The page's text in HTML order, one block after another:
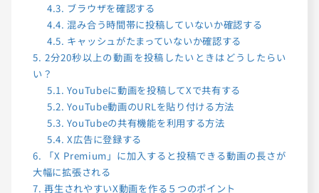
4.3. ブラウザを確認する
4.4. 混み合う時間帯に投稿していないか確認する
4.5. キャッシュがたまっていないか確認する
5. 2分20秒以上の動画を投稿したいときはどうしたらい
い？
5.1. YouTubeに動画を投稿してXで共有する
5.2. YouTube動画のURLを貼り付ける方法
5.3. YouTubeの共有機能を利用する方法
5.4. X広告に登録する
6. 「X Premium」に加入すると投稿できる動画の長さが
大幅に拡張される
7. 再生されやすいX動画を作る５つのポイント